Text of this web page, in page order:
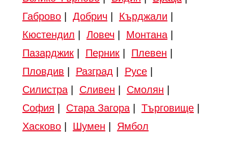
Габрово| Добрич Кърджали
Кюстендил
Ловеч Монтана|
Пазарджик| Перник| Плевен
Пловдив
Разград Русе|
Силистра| Сливен Смолян
София
Стара Загора| Търговище|
Хасково| Шумен Ямбол